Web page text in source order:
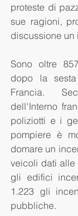
proteste di
sue ragioni,
discussione un
Sono oltre
dopo la
Francia.
dell'Interno
poliziotti e i
pompiere è
domare un
veicoli dati alle
gli edifici
1.223 gli
pubbliche.